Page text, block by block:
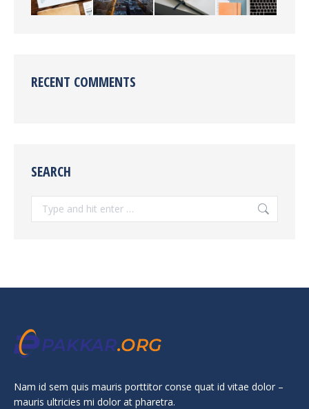
RECENT COMMENTS
SEARCH
Nam id sem quis mauris porttitor conse quat id vitae dolor –
mauris ultricies mi dolor at pharetra.